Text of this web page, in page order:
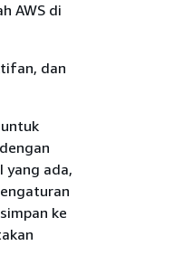
AWS di
dan
yang ada,
ke